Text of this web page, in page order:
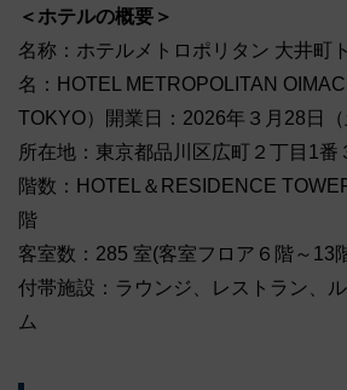
＜ホテルの概要＞
名称：ホテルメトロポリタン 大井町
名：HOTEL METROPOLITAN
TOKYO）開業日：2026年３月28日（
所在地：東京都品川区広町２丁目1番
階数：HOTEL＆RESIDENCE
階
客室数：285 室(客室フロア６階～13
付帯施設：ラウンジ、レストラン、
ム